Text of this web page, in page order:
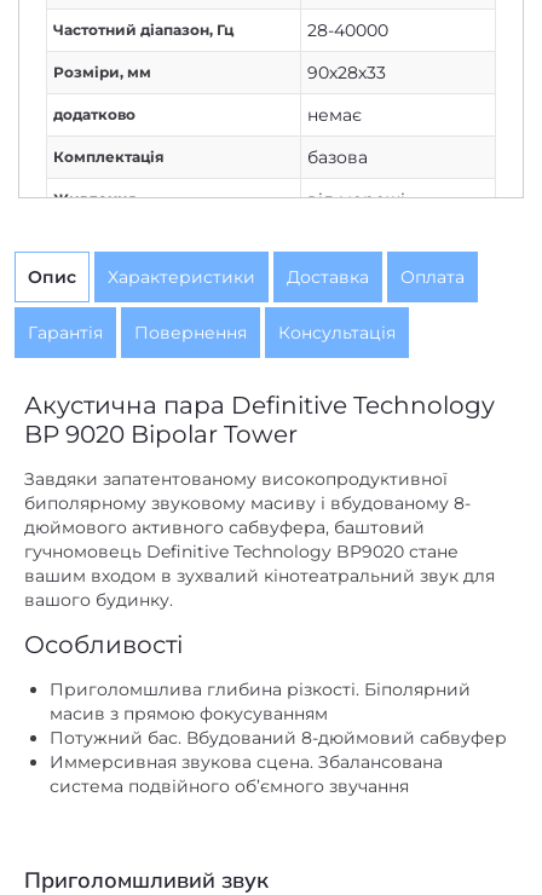
Частотний діапазон, Гц 28-40000
Розміри, мм 90х28х33
додатково немає
Комплектація базова
Живлення від мережі
Кількість каналів 1
Вихід на навушники Немає
Потужність колонок, Вт 300
Потужність сабвуфера, Вт
AirPlay немає
Bluetooth немає
DLNA немає
NFC немає
USB роз'єм немає
Wi-Fi немає
Опис Характеристики Доставка Оплата
Гарантія Повернення Консультація
Акустична пара Definitive Technology
BP 9020 Bipolar Tower
Завдяки запатентованому високопродуктивної
биполярному звуковому масиву і вбудованому 8-
дюймового активного сабвуфера, баштовий
гучномовець Definitive Technology BP9020 стане
вашим входом в зухвалий кінотеатральний звук для
вашого будинку.
Особливості
Приголомшлива глибина різкості. Біполярний
масив з прямою фокусуванням
Потужний бас. Вбудований 8-дюймовий сабвуфер
Иммерсивная звукова сцена. Збалансована
система подвійного об’ємного звучання
Приголомшливий звук